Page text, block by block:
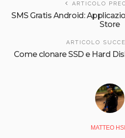
ARTICOLO
SMS Gratis Android:
Store
ARTICOLO
Come clonare SSD e Hard
MATTEO